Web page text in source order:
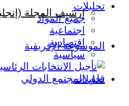
إرشيف المجلة
الموسوعة الإفريقية
تحليلات
تحليلات
جميع المواد
اجتماعية
اقتصادية
سياسية